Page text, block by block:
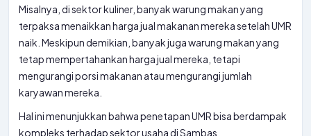
Misalnya, di sektor kuliner, banyak warung makan yang
terpaksa menaikkan harga jual makanan mereka setelah UMR
naik. Meskipun demikian, banyak juga warung makan yang
tetap mempertahankan harga jual mereka, tetapi
mengurangi porsi makanan atau mengurangi jumlah
karyawan mereka.
Hal ini menunjukkan bahwa penetapan UMR bisa berdampak
kompleks terhadap sektor usaha di Sambas.